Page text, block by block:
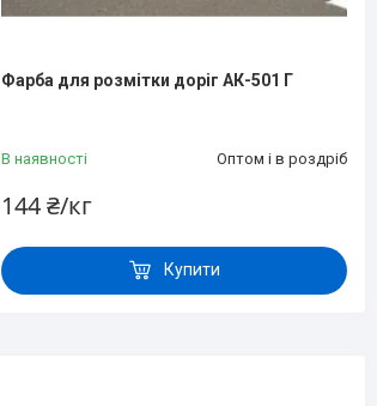
Фарба для розмітки доріг АК-501 Г
В наявності Оптом і в роздріб
144 ₴/кг
Купити